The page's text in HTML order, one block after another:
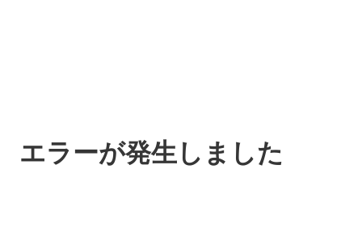
エラーが発生しました